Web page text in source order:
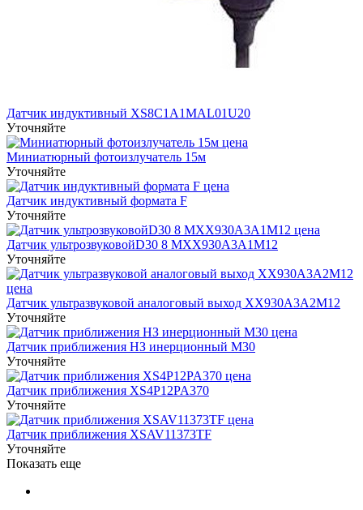
Датчик индуктивный XS8C1A1MAL01U20
Уточняйте
Миниатюрный фотоизлучатель 15м
Уточняйте
Датчик индуктивный формата F
Уточняйте
Датчик ультрозвуковойD30 8 MXX930A3A1M12
Уточняйте
Датчик ультразвуковой аналоговый выход XX930A3A2M12
Уточняйте
Датчик приближения НЗ инерционный М30
Уточняйте
Датчик приближения XS4P12PA370
Уточняйте
Датчик приближения XSAV11373TF
Уточняйте
Показать еще